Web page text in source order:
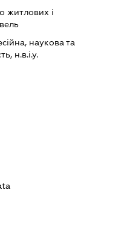
житлових і
наукова та
н.в.і.у.